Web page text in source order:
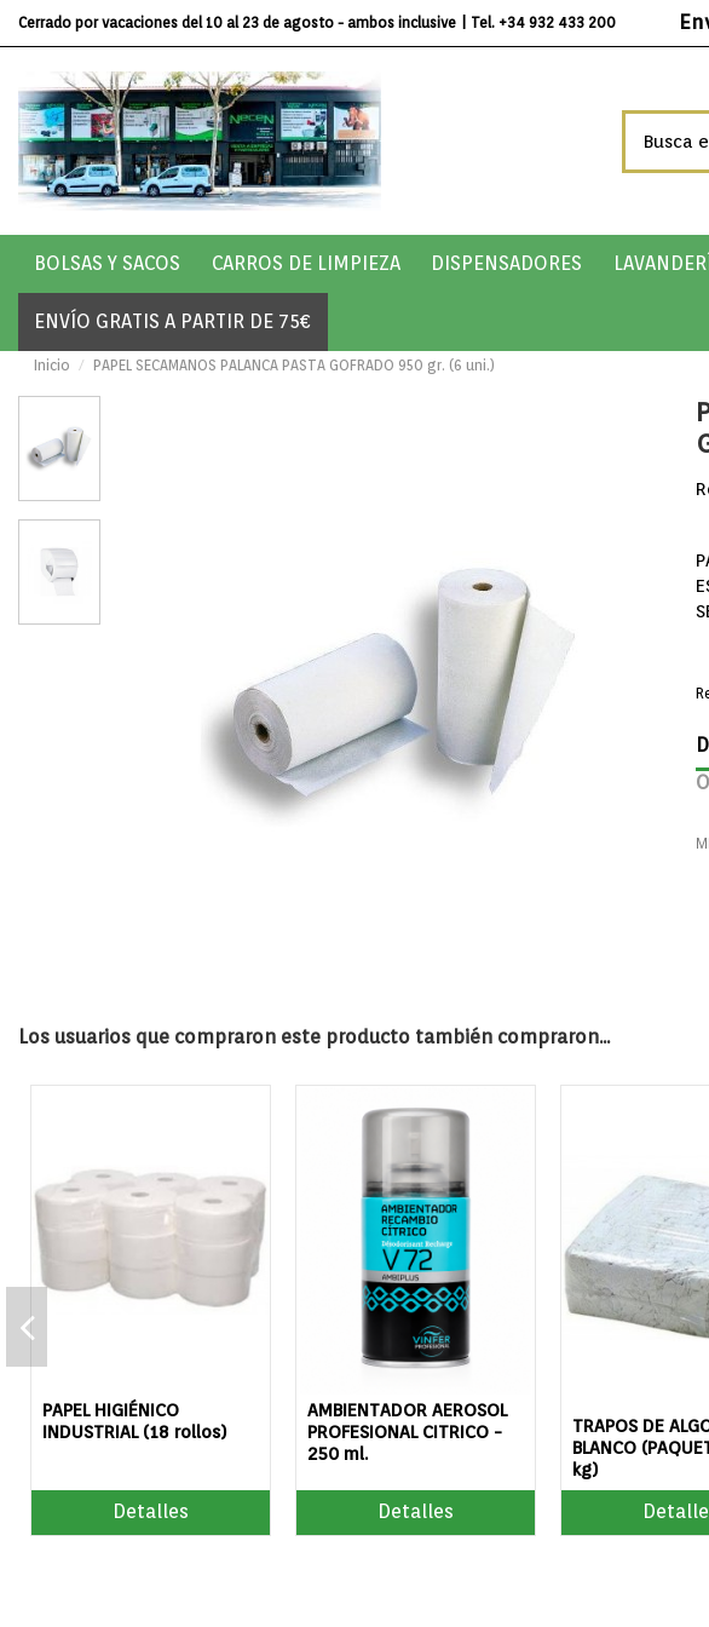
Cerrado por vacaciones del 10 al 23 de agosto - ambos inclusive | Tel. +34 932 433 200
BOLSAS Y SACOS CARROS DE LIMPIEZA DISPENSADORES
ENVÍO GRATIS A PARTIR DE 75€
Inicio PAPEL SECAMANOS PALANCA PASTA GOFRADO 950 gr. (6 uni.)
Los usuarios que compraron este producto también compraron...
PAPEL HIGIÉNICO
INDUSTRIAL (18 rollos)
Detalles
AMBIENTADOR AEROSOL
PROFESIONAL CITRICO -
250 ml.
Detalles
TRAPOS DE
BLANCO
kg)